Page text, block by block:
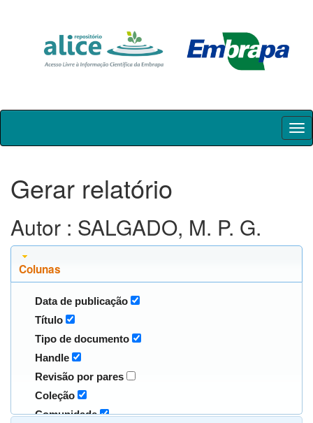
Skip
Gerar relatório
Autor : SALGADO, M. P. G.
Colunas
Data de publicação
Título
Tipo de documento
Handle
Revisão por pares
Coleção
Comunidade